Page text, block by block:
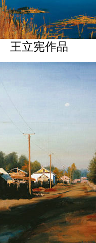
王立宪作品